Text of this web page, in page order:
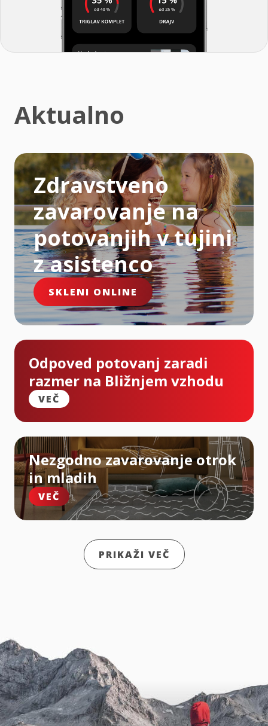
Aktualno
Zdravstveno
zavarovanje na
potovanjih v tujini
z asistenco
SKLENI ONLINE
Odpoved potovanj zaradi
razmer na Bližnjem vzhodu
VEČ
Nezgodno zavarovanje otrok
in mladih
VEČ
PRIKAŽI VEČ